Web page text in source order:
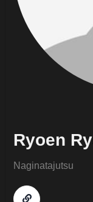
Ryoen
Naginatajutsu